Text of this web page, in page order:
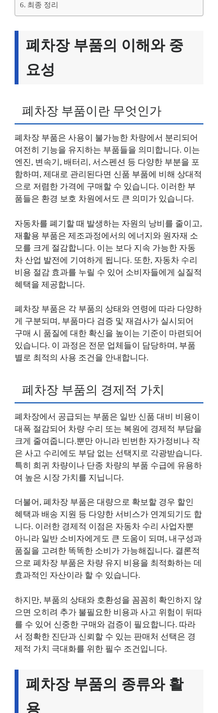
최종 정리
폐차장 부품의 이해와 중
요성
폐차장 부품이란 무엇인가
폐차장 부품은 사용이 불가능한 차량에서 분리되어
여전히 기능을 유지하는 부품들을 의미합니다. 이는
엔진, 변속기, 배터리, 서스펜션 등 다양한 부분을 포
함하며, 제대로 관리된다면 신품 부품에 비해 상대적
으로 저렴한 가격에 구매할 수 있습니다. 이러한 부
품들은 환경 보호 차원에서도 큰 의미가 있습니다.
자동차를 폐기할 때 발생하는 자원의 낭비를 줄이고,
재활용 부품은 제조과정에서의 에너지와 원자재 소
모를 크게 절감합니다. 이는 보다 지속 가능한 자동
차 산업 발전에 기여하게 됩니다. 또한, 자동차 수리
비용 절감 효과를 누릴 수 있어 소비자들에게 실질적
혜택을 제공합니다.
폐차장 부품은 각 부품의 상태와 연령에 따라 다양하
게 구분되며, 부품마다 검증 및 재검사가 실시되어
구매 시 품질에 대한 확신을 높이는 기준이 마련되어
있습니다. 이 과정은 전문 업체들이 담당하며, 부품
별로 최적의 사용 조건을 안내합니다.
폐차장 부품의 경제적 가치
폐차장에서 공급되는 부품은 일반 신품 대비 비용이
대폭 절감되어 차량 수리 또는 복원에 경제적 부담을
크게 줄여줍니다.뿐만 아니라 빈번한 자가정비나 작
은 사고 수리에도 부담 없는 선택지로 각광받습니다.
특히 희귀 차량이나 단종 차량의 부품 수급에 유용하
여 높은 시장 가치를 지닙니다.
더불어, 폐차장 부품은 대량으로 확보할 경우 할인
혜택과 배송 지원 등 다양한 서비스가 연계되기도 합
니다. 이러한 경제적 이점은 자동차 수리 사업자뿐
아니라 일반 소비자에게도 큰 도움이 되며, 내구성과
품질을 고려한 똑똑한 소비가 가능해집니다. 결론적
으로 폐차장 부품은 차량 유지 비용을 최적화하는 데
효과적인 자산이라 할 수 있습니다.
하지만, 부품의 상태와 호환성을 꼼꼼히 확인하지 않
으면 오히려 추가 불필요한 비용과 사고 위험이 뒤따
를 수 있어 신중한 구매와 검증이 필요합니다. 따라
서 정확한 진단과 신뢰할 수 있는 판매처 선택은 경
제적 가치 극대화를 위한 필수 조건입니다.
폐차장 부품의 종류와 활
용